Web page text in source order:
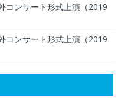
コンサート形式上演（2019
コンサート形式上演（2019